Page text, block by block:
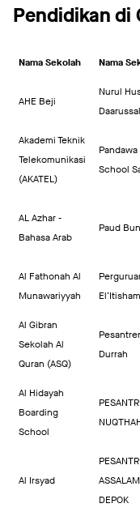
Pendidikan di
Nama Sekolah Nama
AHE Beji
Nurul
Akademi Teknik
Telekomunikasi
(AKATEL)
School
AL Azhar -
Bahasa Arab
Paud
Al Fathonah Al
Munawariyyah
El’Itisham
Al Gibran
Sekolah Al
Quran (ASQ)
Durrah
Al Hidayah
Boarding
School
Al Irsyad
DEPOK